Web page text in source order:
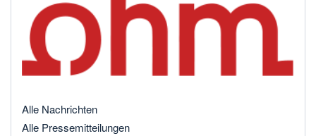
Alle Nachrichten
Alle Pressemitteilungen